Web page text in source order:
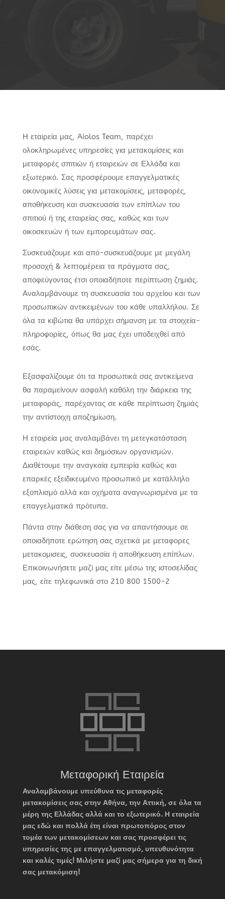
Η εταιρεία μας, Aiolos Team, παρέχει
ολοκληρωμένες υπηρεσίες για μετακομίσεις και
μεταφορές σπιτιών ή εταιρειών σε Ελλάδα και
εξωτερικό. Σας προσφέρουμε επαγγελματικές
οικονομικές λύσεις για μετακομίσεις, μεταφορές,
αποθήκευση και συσκευασία των επίπλων του
σπιτιού ή της εταιρείας σας, καθώς και των
οικοσκευών ή των εμπορευμάτων σας.
Συσκευάζουμε και από-συσκευάζουμε με μεγάλη
προσοχή & λεπτομέρεια τα πράγματα σας,
αποφεύγοντας έτσι οποιαδήποτε περίπτωση ζημιάς.
Αναλαμβάνουμε τη συσκευασία του αρχείου και των
προσωπικών αντικειμένων του κάθε υπαλλήλου. Σε
όλα τα κιβώτια θα υπάρχει σήμανση με τα στοιχεία-
πληροφορίες, όπως θα μας έχει υποδειχθεί από
εσάς.
Εξασφαλίζουμε ότι τα προσωπικά σας αντικείμενα
θα παραμείνουν ασφαλή καθόλη την διάρκεια της
μεταφοράς, παρέχοντας σε κάθε περίπτωση ζημιάς
την αντίστοιχη αποζημίωση.
Η εταιρεία μας αναλαμβάνει τη μετεγκατάσταση
εταιρειών καθώς και δημόσιων οργανισμών.
Διαθέτουμε την αναγκαία εμπειρία καθώς και
επαρκές εξειδικευμένο προσωπικό με κατάλληλο
εξοπλισμό αλλά και οχήματα αναγνωρισμένα με τα
επαγγελματικά πρότυπα.
Πάντα στην διάθεση σας για να απαντήσουμε σε
οποιαδήποτε ερώτηση σας σχετικά με μεταφορες
μετακομισεις, συσκευασία ή αποθήκευση επίπλων.
Επικοινωνήσετε μαζί μας είτε μέσω της ιστοσελίδας
μας, είτε τηλεφωνικά στο 210 800 1500-2
Μεταφορική Εταιρεία
Αναλαμβάνουμε υπεύθυνα τις μεταφορές
μετακομίσεις σας στην Αθήνα, την Αττική, σε όλα τα
μέρη της Ελλάδας αλλά και το εξωτερικό. Η εταιρεία
μας εδώ και πολλά έτη είναι πρωτοπόρος στον
τομέα των μετακομίσεων και σας προσφέρει τις
υπηρεσίες της με επαγγελματισμό, υπευθυνότητα
και καλές τιμές! Μιλήστε μαζί μας σήμερα για τη δική
σας μετακόμιση!